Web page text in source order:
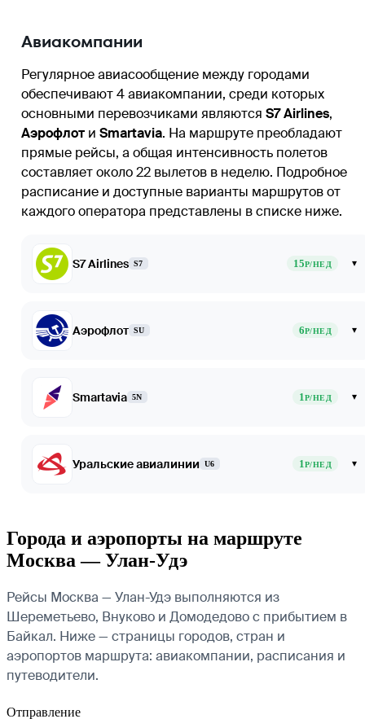
Авиакомпании
Регулярное авиасообщение между городами
обеспечивают 4 авиакомпании, среди которых
основными перевозчиками являются S7 Airlines,
Аэрофлот и Smartavia. На маршруте преобладают
прямые рейсы, а общая интенсивность полетов
составляет около 22 вылетов в неделю. Подробное
расписание и доступные варианты маршрутов от
каждого оператора представлены в списке ниже.
S7 Airlines S7 15Р/НЕД ▾
Аэрофлот SU 6Р/НЕД ▾
Smartavia 5N 1Р/НЕД ▾
Уральские авиалинии U6 1Р/НЕД ▾
Города и аэропорты на маршруте
Москва — Улан-Удэ
Рейсы Москва — Улан-Удэ выполняются из
Шереметьево, Внуково и Домодедово с прибытием в
Байкал. Ниже — страницы городов, стран и
аэропортов маршрута: авиакомпании, расписания и
путеводители.
Отправление